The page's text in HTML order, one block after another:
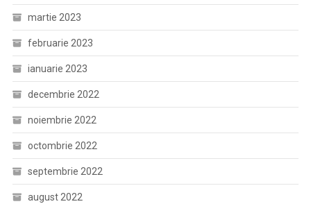
martie 2023
februarie 2023
ianuarie 2023
decembrie 2022
noiembrie 2022
octombrie 2022
septembrie 2022
august 2022